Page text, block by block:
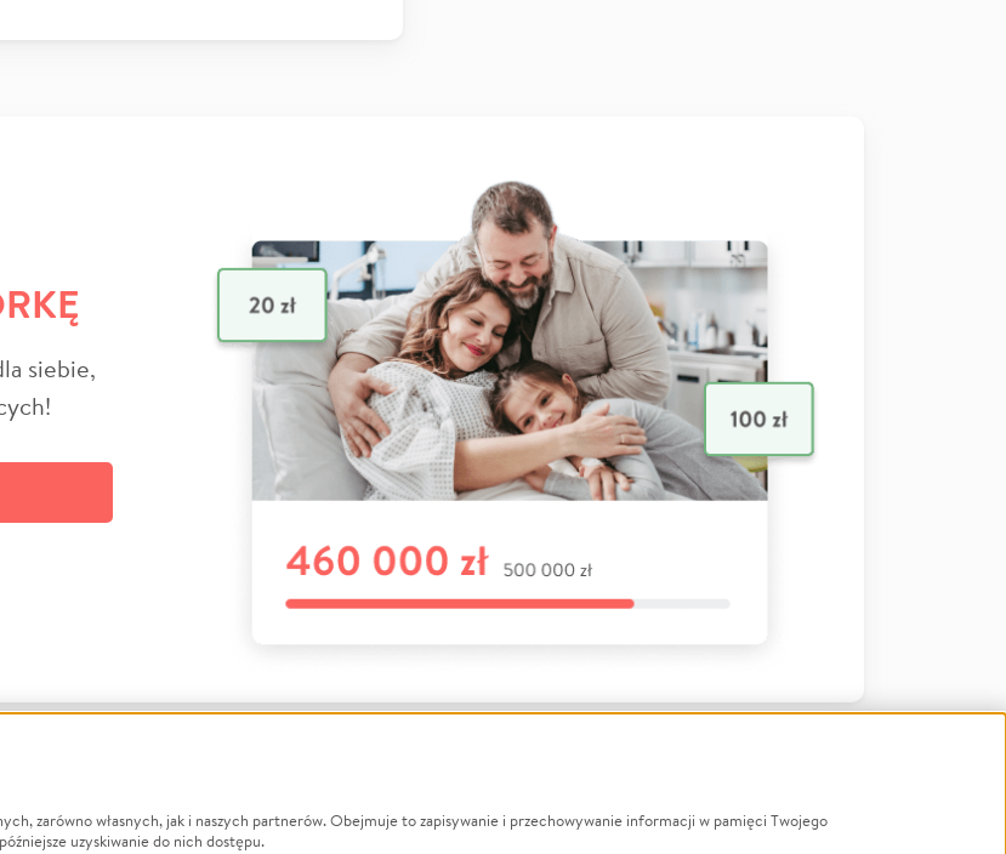
siebie,
O nas Zbieraj na
zarówno własnych, jak i naszych partnerów. Obejmuje to zapisywanie i przechowywanie informacji w pamięci Twojego
uzyskiwanie do nich dostępu.